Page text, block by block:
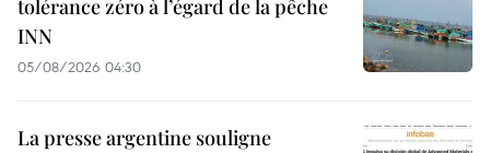
tolérance zéro à l’égard de la pêche
INN
05/08/2026 04:30
La presse argentine souligne